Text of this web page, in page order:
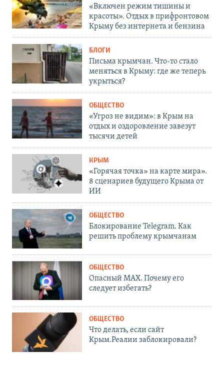
«Включен режим тишины и
красоты». Отдых в прифронтовом
Крыму без интернета и бензина
БЛОГИ
Письма крымчан. Что-то стало
меняться в Крыму: где же теперь
укрыться?
ОБЩЕСТВО
«Угроз не видим»: в Крым на
отдых и оздоровление завезут
тысячи детей
КРЫМ
«Горячая точка» на карте мира».
8 сценариев будущего Крыма от
ИИ
ОБЩЕСТВО
Блокирование Telegram. Как
решить проблему крымчанам
ОБЩЕСТВО
Опасный MAX. Почему его
следует избегать?
ОБЩЕСТВО
Что делать, если сайт
Крым.Реалии заблокировали?